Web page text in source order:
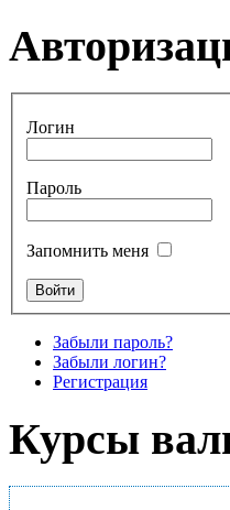
Логин
Пароль
Запомнить меня
Забыли пароль?
Забыли логин?
Регистрация
Курсы